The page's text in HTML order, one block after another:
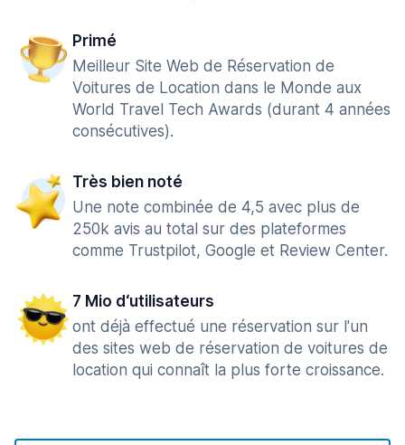
Primé
Meilleur Site Web de Réservation de
Voitures de Location dans le Monde aux
World Travel Tech Awards (durant 4 années
consécutives).
Très bien noté
Une note combinée de 4,5 avec plus de
250k avis au total sur des plateformes
comme Trustpilot, Google et Review Center.
7 Mio d‘utilisateurs
ont déjà effectué une réservation sur l'un
des sites web de réservation de voitures de
location qui connaît la plus forte croissance.